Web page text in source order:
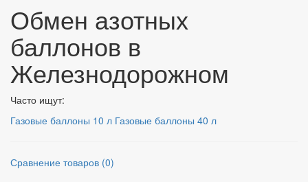
Обмен азотных
баллонов в
Железнодорожном
Часто ищут:
Газовые баллоны 10 л Газовые баллоны 40 л
Сравнение товаров (0)